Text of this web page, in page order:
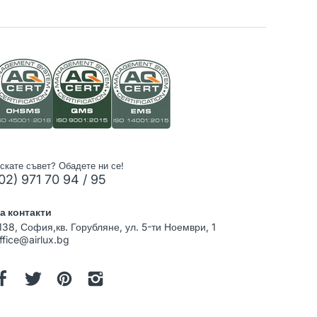
съвет? Обадете ни се!
971 70 94 / 95
контакти
София,кв. Горубляне, ул. 5-ти Ноември, 1